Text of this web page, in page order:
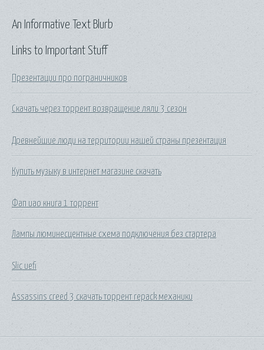
Links to Important Stuff
Презентации про пограничников
Скачать через торрент возвращение ляли 3 сезон
Древнейшие люди на территории нашей страны презентация
Купить музыку в интернет магазине скачать
Фап иао книга 1 торрент
Лампы люминесцентные схема подключения без стартера
Slic uefi
Assassins creed 3 скачать торрент repack механики
An Informative Text Blurb